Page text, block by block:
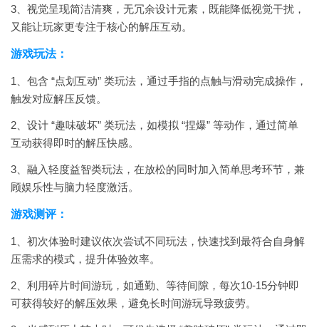
3、视觉呈现简洁清爽，无冗余设计元素，既能降低视觉干扰，
又能让玩家更专注于核心的解压互动。
游戏玩法：
1、包含 “点划互动” 类玩法，通过手指的点触与滑动完成操作，
触发对应解压反馈。
2、设计 “趣味破坏” 类玩法，如模拟 “捏爆” 等动作，通过简单
互动获得即时的解压快感。
3、融入轻度益智类玩法，在放松的同时加入简单思考环节，兼
顾娱乐性与脑力轻度激活。
游戏测评：
1、初次体验时建议依次尝试不同玩法，快速找到最符合自身解
压需求的模式，提升体验效率。
2、利用碎片时间游玩，如通勤、等待间隙，每次10-15分钟即
可获得较好的解压效果，避免长时间游玩导致疲劳。